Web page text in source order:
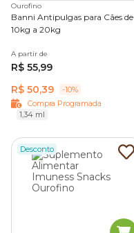
Ourofino
Banni Antipulgas para Cães de
10kg a 20kg
A partir de
R$ 55,99
R$ 50,39
-10%
Compra Programada
1,34 ml
Desconto